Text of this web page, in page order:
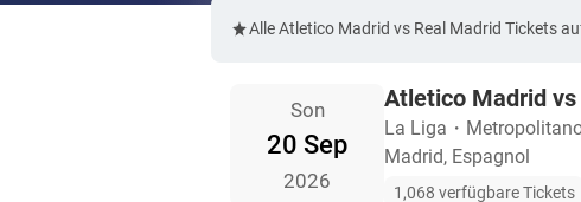
Alle Atletico Madrid vs Real Madrid Tickets
Son
20 Sep
2026
Atletico Madrid
La Liga ・
Madrid, Espagnol
1,068 verfügbare Tickets